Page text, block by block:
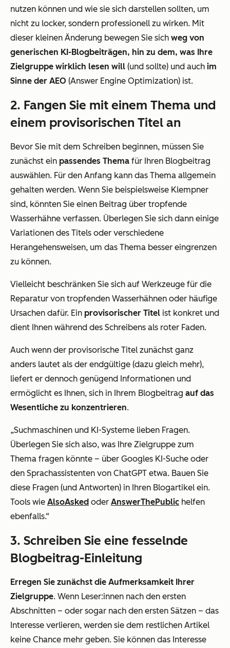
nutzen können und wie sie sich darstellen sollten, um
nicht zu locker, sondern professionell zu wirken. Mit
dieser kleinen Änderung bewegen Sie sich weg von
generischen KI-Blogbeiträgen, hin zu dem, was Ihre
Zielgruppe wirklich lesen will (und sollte) und auch im
Sinne der AEO (Answer Engine Optimization) ist.
2. Fangen Sie mit einem Thema und
einem provisorischen Titel an
Bevor Sie mit dem Schreiben beginnen, müssen Sie
zunächst ein passendes Thema für Ihren Blogbeitrag
auswählen. Für den Anfang kann das Thema allgemein
gehalten werden. Wenn Sie beispielsweise Klempner
sind, könnten Sie einen Beitrag über tropfende
Wasserhähne verfassen. Überlegen Sie sich dann einige
Variationen des Titels oder verschiedene
Herangehensweisen, um das Thema besser eingrenzen
zu können.
Vielleicht beschränken Sie sich auf Werkzeuge für die
Reparatur von tropfenden Wasserhähnen oder häufige
Ursachen dafür. Ein provisorischer Titel ist konkret und
dient Ihnen während des Schreibens als roter Faden.
Auch wenn der provisorische Titel zunächst ganz
anders lautet als der endgültige (dazu gleich mehr),
liefert er dennoch genügend Informationen und
ermöglicht es Ihnen, sich in Ihrem Blogbeitrag auf das
Wesentliche zu konzentrieren.
„Suchmaschinen und KI-Systeme lieben Fragen.
Überlegen Sie sich also, was Ihre Zielgruppe zum
Thema fragen könnte – über Googles KI-Suche oder
den Sprachassistenten von ChatGPT etwa. Bauen Sie
diese Fragen (und Antworten) in Ihren Blogartikel ein.
Tools wie AlsoAsked oder AnswerThePublic helfen
ebenfalls.“
3. Schreiben Sie eine fesselnde
Blogbeitrag-Einleitung
Erregen Sie zunächst die Aufmerksamkeit Ihrer
Zielgruppe. Wenn Leser:innen nach den ersten
Abschnitten – oder sogar nach den ersten Sätzen – das
Interesse verlieren, werden sie dem restlichen Artikel
keine Chance mehr geben. Sie können das Interesse